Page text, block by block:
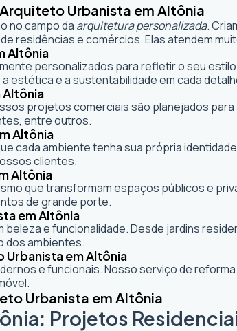
Arquiteto Urbanista em Altônia
no campo da arquitetura personalizada.
residências e comércios. Elas atendem
Altônia
personalizados para refletir o seu
estética e a sustentabilidade em cada
projetos comerciais são planejados
entre outros.
Altônia
cada ambiente tenha sua própria
clientes.
Altônia
que transformam espaços públicos e
de grande porte.
em Altônia
beleza e funcionalidade. Desde jardins
dos ambientes.
Urbanista em Altônia
e funcionais. Nosso serviço de
Urbanista em Altônia
Projetos